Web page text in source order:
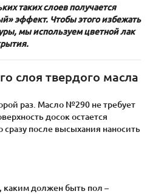
таких слоев получается
эффект. Чтобы этого избежать
мы используем цветной лак
слоя твердого масла
раз. Масло №290 не требует
досок остается
сразу после высыхания наносить
каким должен быть пол –